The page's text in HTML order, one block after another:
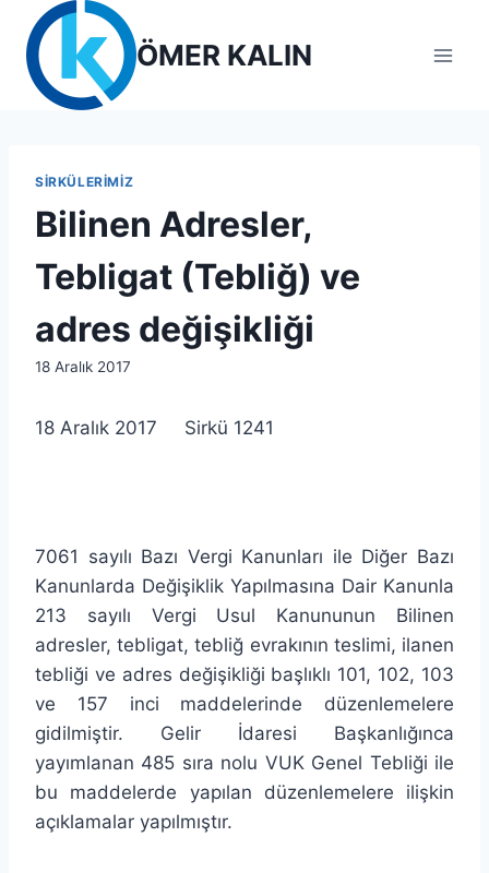
content
ÖMER KALIN
SIRKÜLERIMIZ
Bilinen Adresler,
Tebligat (Tebliğ) ve
adres değişikliği
By
18 Aralık 2017
18 Aralık 2017 Sirkü 1241
7061 sayılı Bazı Vergi Kanunları ile Diğer Bazı
Kanunlarda Değişiklik Yapılmasına Dair Kanunla
213 sayılı Vergi Usul Kanununun Bilinen
adresler, tebligat, tebliğ evrakının teslimi, ilanen
tebliği ve adres değişikliği başlıklı 101, 102, 103
ve 157 inci maddelerinde düzenlemelere
gidilmiştir. Gelir İdaresi Başkanlığınca
yayımlanan 485 sıra nolu VUK Genel Tebliği ile
bu maddelerde yapılan düzenlemelere ilişkin
açıklamalar yapılmıştır.